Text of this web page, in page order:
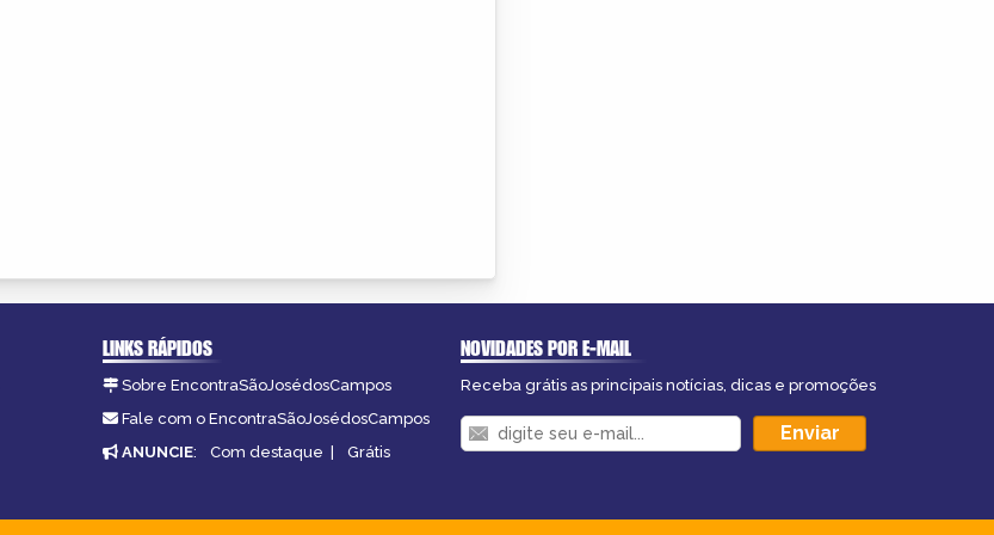
LINKS RÁPIDOS
Sobre EncontraSãoJosédosCampos
Fale com o EncontraSãoJosédosCampos
ANUNCIE: Com destaque | Grátis
NOVIDADES POR E-MAIL
Receba grátis as principais notícias, dicas e promoções